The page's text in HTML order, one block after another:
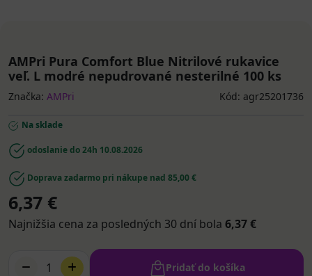
AMPri Pura Comfort Blue Nitrilové rukavice
veľ. L modré nepudrované nesterilné 100 ks
Značka: AMPri Kód: agr25201736
Na sklade
odoslanie do 24h 10.08.2026
Doprava zadarmo pri nákupe nad 85,00 €
6,37 €
Najnižšia cena za posledných 30 dní bola 6,37 €
1 Pridať do košíka